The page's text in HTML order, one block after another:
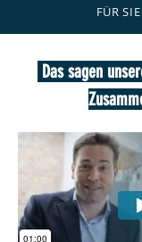
FÜR
Das sagen